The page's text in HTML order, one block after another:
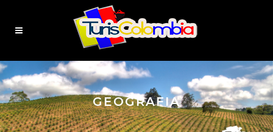
GEOGRAFIA